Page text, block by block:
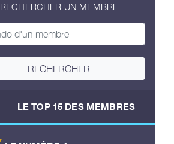
RECHERCHER UN MEMBRE
RECHERCHER
LE TOP 15 DES MEMBRES